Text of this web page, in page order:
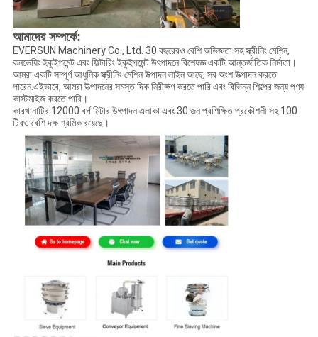
আমাদের সম্পর্কে:
EVERSUN Machinery Co., Ltd. 30 বছরেরও বেশি অভিজ্ঞতা সহ স্ক্রীনিং মেশিন,
কনভেয়িং ইকুইপমেন্ট এবং ফিল্টারিং ইকুইপমেন্ট উৎপাদনে বিশেষজ্ঞ একটি আন্তর্জাতিক নির্মাতা।
আমরা একটি সম্পূর্ণ আধুনিক স্ক্রীনিং মেশিন উত্পাদন লাইন আছে, সব অংশ উত্পাদন করতে
পারেন.এইভাবে, আমরা উত্পাদনের সমস্ত দিক নিরীক্ষণ করতে পারি এবং বিভিন্ন শিল্পের জন্য পণ্য
কাস্টমাইজ করতে পারি।
কারখানাটির 12000 বর্গ মিটার উৎপাদন এলাকা এবং 30 জন প্রশিক্ষিত প্রকৌশলী সহ 100
টিরও বেশি দক্ষ শ্রমিক রয়েছে।